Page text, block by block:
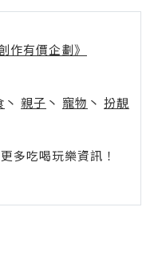
作有價企劃》
丶 親子 丶 寵物 丶 扮靚
多吃喝玩樂資訊！